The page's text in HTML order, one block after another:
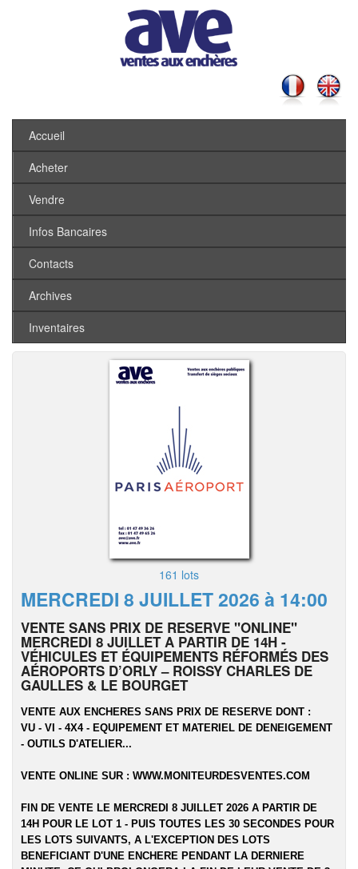
Accueil
Acheter
Vendre
Infos Bancaires
Contacts
Archives
Inventaires
161 lots
MERCREDI 8 JUILLET 2026 à 14:00
VENTE SANS PRIX DE RESERVE "ONLINE"
MERCREDI 8 JUILLET A PARTIR DE 14H -
VÉHICULES ET ÉQUIPEMENTS RÉFORMÉS DES
AÉROPORTS D’ORLY – ROISSY CHARLES DE
GAULLES & LE BOURGET
VENTE AUX ENCHERES SANS PRIX DE RESERVE DONT :
VU - VI - 4X4 - EQUIPEMENT ET MATERIEL DE DENEIGEMENT
- OUTILS D'ATELIER...
VENTE ONLINE SUR : WWW.MONITEURDESVENTES.COM
FIN DE VENTE LE MERCREDI 8 JUILLET 2026 A PARTIR DE
14H POUR LE LOT 1 - PUIS TOUTES LES 30 SECONDES POUR
LES LOTS SUIVANTS, A L'EXCEPTION DES LOTS
BENEFICIANT D'UNE ENCHERE PENDANT LA DERNIERE